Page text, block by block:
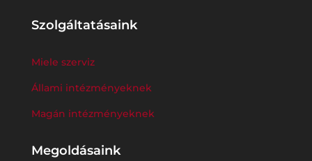
Szolgáltatásaink
Miele szerviz
Állami intézményeknek
Magán intézményeknek
Megoldásaink